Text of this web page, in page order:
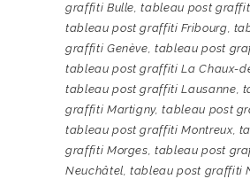
graffiti Bulle,tableau post
tableau post graffiti Fribourg,
graffiti Genève,tableau post
tableau post graffiti La Chaux-
tableau post graffiti Lausanne,
graffiti Martigny,tableau post
tableau post graffiti Montreux,
graffiti Morges,tableau post
Neuchâtel,tableau post graffiti